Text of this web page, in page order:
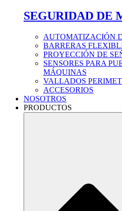
SEGURIDAD DE
AUTOMATIZACIÓN
BARRERAS
PROYECCIÓN DE
SENSORES PARA
MÁQUINAS
VALLADOS
ACCESORIOS
NOSOTROS
PRODUCTOS